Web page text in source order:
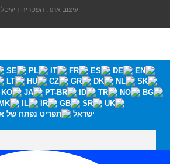
עיצוב אתר: הפטריה דיגיטל
ישראל